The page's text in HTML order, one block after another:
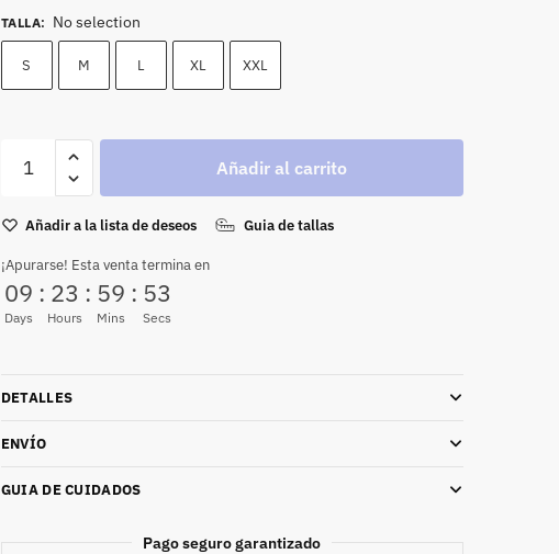
TALLA: No selection
S M L XL XXL
Añadir al carrito
Añadir a la lista de deseos Guia de tallas
¡Apurarse! Esta venta termina en
09
Days
: 23
Hours
: 59
Mins
: 51
Secs
DETALLES
ENVÍO
GUIA DE CUIDADOS
Pago seguro garantizado